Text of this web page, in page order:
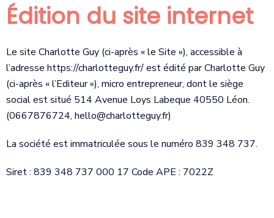
Édition du site internet
Le site Charlotte Guy (ci-après « le Site »), accessible à
l’adresse https://charlotteguy.fr/ est édité par Charlotte Guy
(ci-après « l’Editeur »), micro entrepreneur, dont le siège
social est situé 514 Avenue Loys Labeque 40550 Léon.
(0667876724, hello@charlotteguy.fr)
La société est immatriculée sous le numéro 839 348 737.
Siret : 839 348 737 000 17 Code APE : 7022Z